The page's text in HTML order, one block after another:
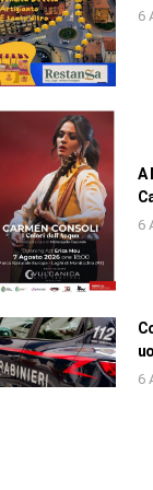
6
A
6
6